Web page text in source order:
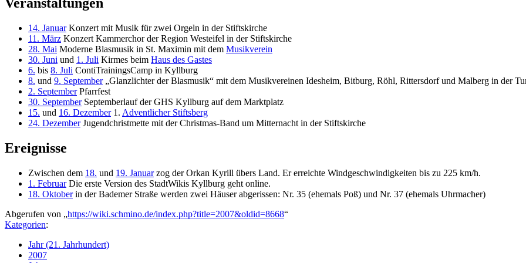
Veranstaltungen
14. JanuarKonzert mit Musik für zwei Orgeln in der Stiftskirche
11. März Konzert Kammerchor der Region Westeifel in der Stiftskirche
28. Mai Moderne Blasmusik in St. Maximin mit dem Musikverein
30. Juni und 1. Juli Kirmes beim Haus des Gastes
6. bis 8. Juli ContiTrainingsCamp in Kyllburg
8. und 9. September„Glanzlichter der Blasmusik“ mit dem Musikvereinen Idesheim, Bitburg, Röhl, Rittersdorf und Malberg in der
2. SeptemberPfarrfest
30. SeptemberSeptemberlauf der GHS Kyllburg auf dem Marktplatz
15. und 16. Dezember1. Adventlicher Stiftsberg
24. DezemberJugendchristmette mit der Christmas-Band um Mitternacht in der Stiftskirche
Ereignisse
Zwischen dem 18. und 19. Januarzog der Orkan Kyrill übers Land. Er erreichte Windgeschwindigkeiten bis zu 225 km/h.
1. FebruarDie erste Version des StadtWikis Kyllburg geht online.
18. Oktoberin der Bademer Straße werden zwei Häuser abgerissen: Nr. 35 (ehemals Poß) und Nr. 37 (ehemals Uhrmacher)
Abgerufen von „https://wiki.schmino.de/index.php?title=2007&oldid=8668“
Kategorien:
Jahr (21. Jahrhundert)
2007